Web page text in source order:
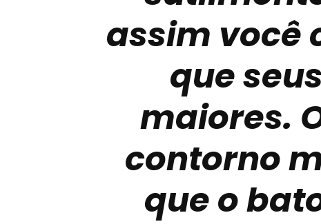
assim você
que
maiores.
contorno
que o